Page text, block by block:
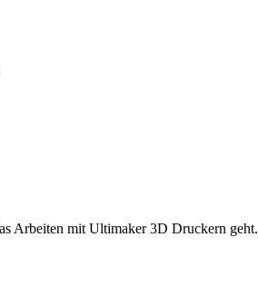
Arbeiten mit Ultimaker 3D Druckern geht.